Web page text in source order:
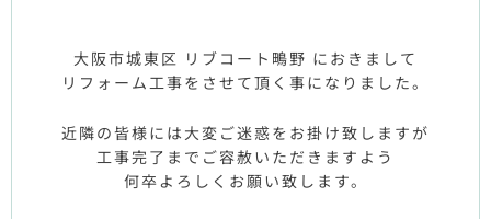
大阪市城東区 リブコート鴫野 におきまして
リフォーム工事をさせて頂く事になりました。
近隣の皆様には大変ご迷惑をお掛け致しますが
工事完了までご容赦いただきますよう
何卒よろしくお願い致します。